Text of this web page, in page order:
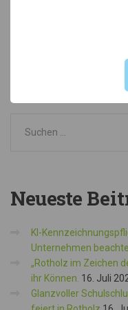
Neueste
KI-
Unternehmen
„Rotholz im Zeichen
ihr Können. 16. Juli
Glanzvoller